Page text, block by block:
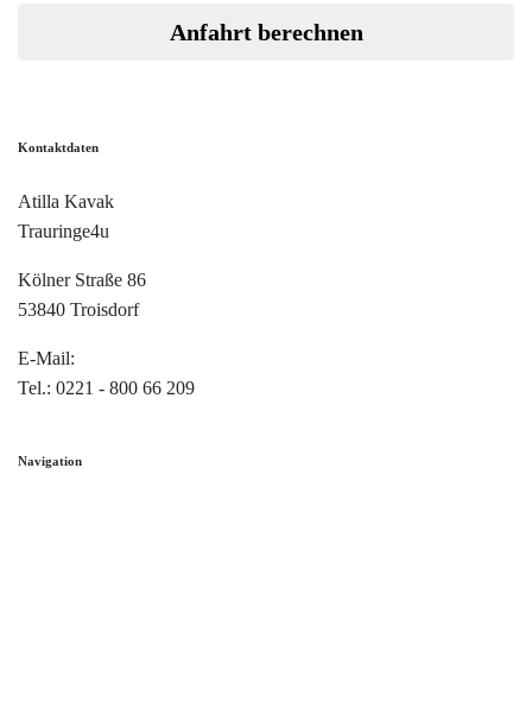
Anfahrt berechnen
Kontaktdaten
Atilla Kavak
Trauringe4u
Kölner Straße 86
53840 Troisdorf
E-Mail:
Tel.: 0221 - 800 66 209
Navigation